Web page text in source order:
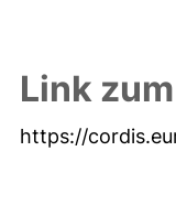
Link
https://